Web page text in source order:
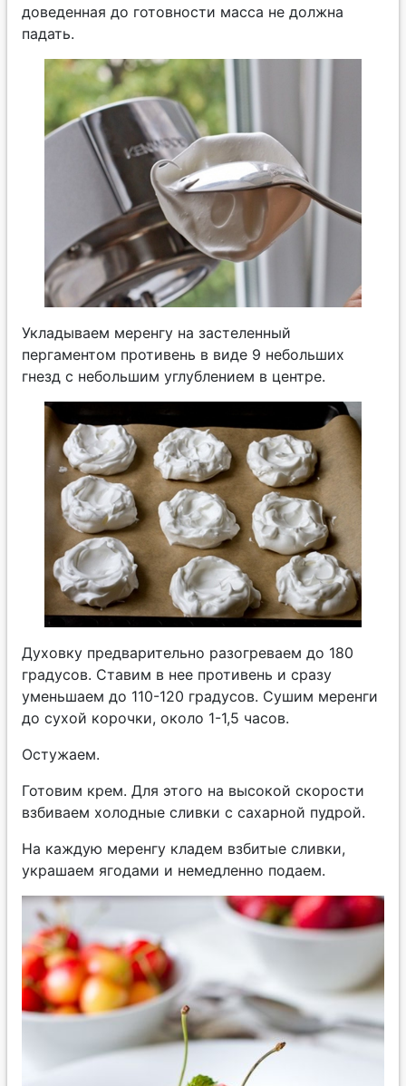
доведенная до готовности масса не должна
падать.
Укладываем меренгу на застеленный
пергаментом противень в виде 9 небольших
гнезд с небольшим углублением в центре.
Духовку предварительно разогреваем до 180
градусов. Ставим в нее противень и сразу
уменьшаем до 110-120 градусов. Сушим меренги
до сухой корочки, около 1-1,5 часов.
Остужаем.
Готовим крем. Для этого на высокой скорости
взбиваем холодные сливки с сахарной пудрой.
На каждую меренгу кладем взбитые сливки,
украшаем ягодами и немедленно подаем.